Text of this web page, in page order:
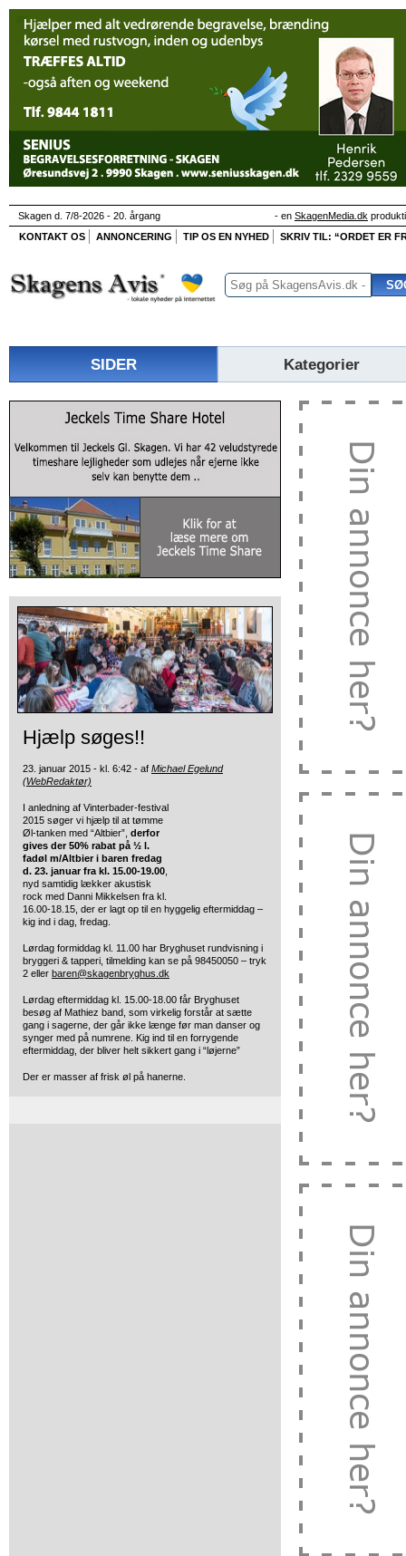
Skagen d. 7/8-2026 - 20. årgang - en SkagenMedia.dk
KONTAKT OS
ANNONCERING TIP OS EN NYHED SKRIV TIL: “ORDET ER
SIDER Kategorier
Hjælp søges!!
23. januar 2015 - kl. 6:42 - af Michael Egelund
(WebRedaktør)
I anledning af Vinterbader-festival
2015 søger vi hjælp til at tømme
Øl-tanken med “Altbier”, derfor
gives der 50% rabat på ½ l.
fadøl m/Altbier i baren fredag
d. 23. januar fra kl. 15.00-19.00
nyd samtidig lækker akustisk
rock med Danni Mikkelsen fra kl.
16.00-18.15, der er lagt op til en hyggelig eftermiddag –
kig ind i dag, fredag.
Lørdag formiddag kl. 11.00 har Bryghuset rundvisning i
bryggeri & tapperi, tilmelding kan se på 98450050 – tryk
2 eller baren@skagenbryghus.dk
Lørdag eftermiddag kl. 15.00-18.00 får Bryghuset
besøg af Mathiez band, som virkelig forstår at sætte
gang i sagerne, der går ikke længe før man danser og
synger med på numrene. Kig ind til en forrygende
eftermiddag, der bliver helt sikkert gang i “løjerne”
Der er masser af frisk øl på hanerne.